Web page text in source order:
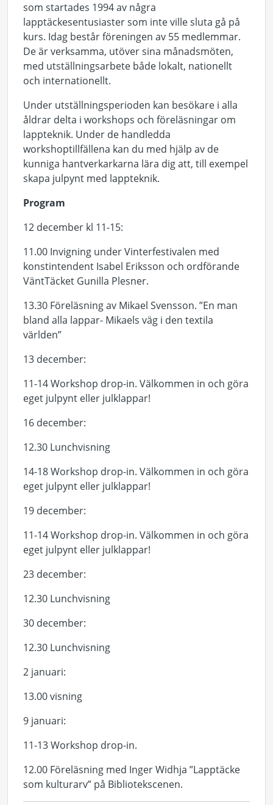
som startades 1994 av några
lapptäckesentusiaster som inte ville sluta gå på
kurs. Idag består föreningen av 55 medlemmar.
De är verksamma, utöver sina månadsmöten,
med utställningsarbete både lokalt, nationellt
och internationellt.
Under utställningsperioden kan besökare i alla
åldrar delta i workshops och föreläsningar om
lappteknik. Under de handledda
workshoptillfällena kan du med hjälp av de
kunniga hantverkarkarna lära dig att, till exempel
skapa julpynt med lappteknik.
Program
12 december kl 11-15:
11.00 Invigning under Vinterfestivalen med
konstintendent Isabel Eriksson och ordförande
VäntTäcket Gunilla Plesner.
13.30 Föreläsning av Mikael Svensson. ”En man
bland alla lappar- Mikaels väg i den textila
världen”
13 december:
11-14 Workshop drop-in. Välkommen in och göra
eget julpynt eller julklappar!
16 december:
12.30 Lunchvisning
14-18 Workshop drop-in. Välkommen in och göra
eget julpynt eller julklappar!
19 december:
11-14 Workshop drop-in. Välkommen in och göra
eget julpynt eller julklappar!
23 december:
12.30 Lunchvisning
30 december:
12.30 Lunchvisning
2 januari:
13.00 visning
9 januari:
11-13 Workshop drop-in.
12.00 Föreläsning med Inger Widhja ”Lapptäcke
som kulturarv” på Bibliotekscenen.